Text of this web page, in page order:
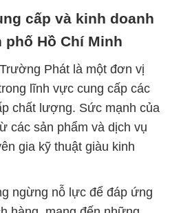
cấp và kinh doanh
phố Hồ Chí Minh
Phát là một đơn vị
lĩnh vực cung cấp các
chất lượng. Sức mạnh của
các sản phẩm và dịch vụ
gia kỹ thuật giàu kinh
ngừng nỗ lực để đáp ứng